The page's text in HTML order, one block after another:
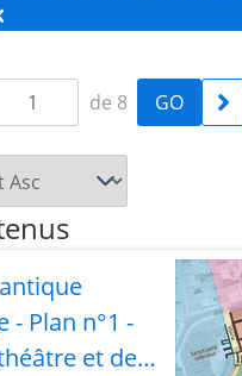
de 8
- Plan n°1 -
et des